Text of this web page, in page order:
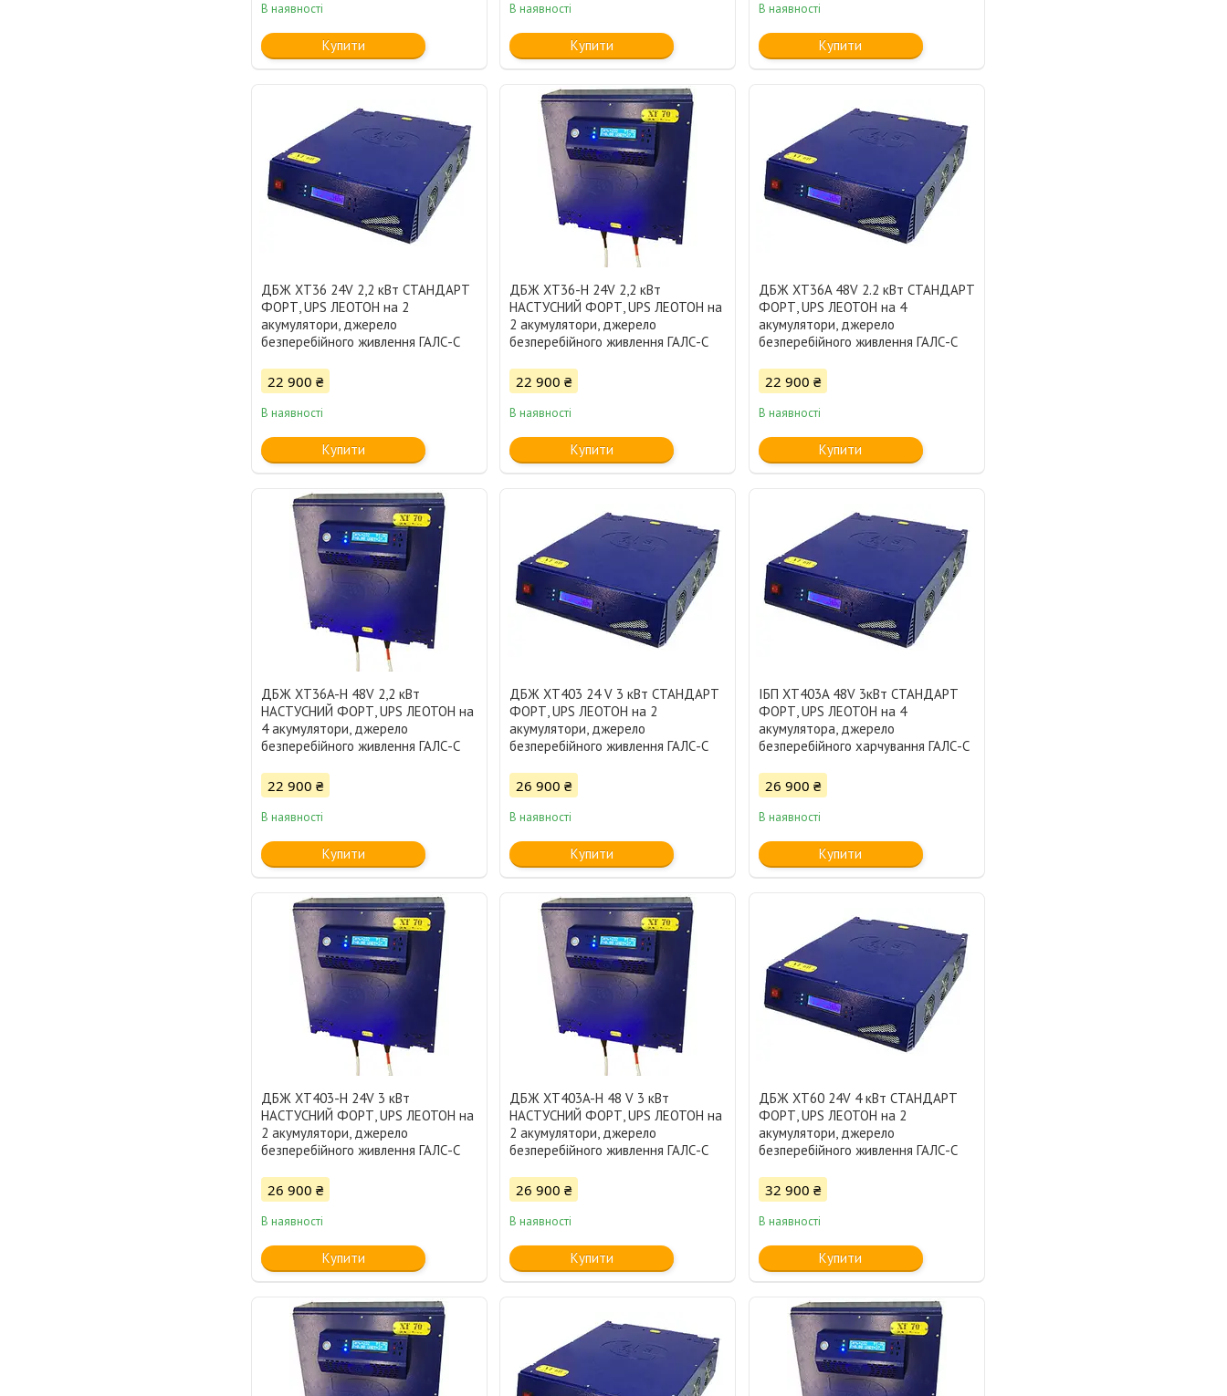
В наявності
Купити
В наявності
Купити
В наявності
Купити
ДБЖ XT36 24V 2,2 кВт СТАНДАРТ
ФОРТ, UPS ЛЕОТОН на 2
акумулятори, джерело
безперебійного живлення ГАЛС-С
22 900 ₴
В наявності
Купити
ДБЖ XT36-H 24V 2,2 кВт
НАСТУСНИЙ ФОРТ, UPS ЛЕОТОН на
2 акумулятори, джерело
безперебійного живлення ГАЛС-С
22 900 ₴
В наявності
Купити
ДБЖ XT36A 48V 2.2 кВт СТАНДАРТ
ФОРТ, UPS ЛЕОТОН на 4
акумулятори, джерело
безперебійного живлення ГАЛС-С
22 900 ₴
В наявності
Купити
ДБЖ XT36A-H 48V 2,2 кВт
НАСТУСНИЙ ФОРТ, UPS ЛЕОТОН на
4 акумулятори, джерело
безперебійного живлення ГАЛС-С
22 900 ₴
В наявності
Купити
ДБЖ XT403 24 V 3 кВт СТАНДАРТ
ФОРТ, UPS ЛЕОТОН на 2
акумулятори, джерело
безперебійного живлення ГАЛС-С
26 900 ₴
В наявності
Купити
ІБП XT403A 48V 3кВт СТАНДАРТ
ФОРТ, UPS ЛЕОТОН на 4
акумулятора, джерело
безперебійного харчування ГАЛС-С
26 900 ₴
В наявності
Купити
ДБЖ XT403-H 24V 3 кВт
НАСТУСНИЙ ФОРТ, UPS ЛЕОТОН на
2 акумулятори, джерело
безперебійного живлення ГАЛС-С
26 900 ₴
В наявності
Купити
ДБЖ XT403A-H 48 V 3 кВт
НАСТУСНИЙ ФОРТ, UPS ЛЕОТОН на
2 акумулятори, джерело
безперебійного живлення ГАЛС-С
26 900 ₴
В наявності
Купити
ДБЖ XT60 24V 4 кВт СТАНДАРТ
ФОРТ, UPS ЛЕОТОН на 2
акумулятори, джерело
безперебійного живлення ГАЛС-С
32 900 ₴
В наявності
Купити